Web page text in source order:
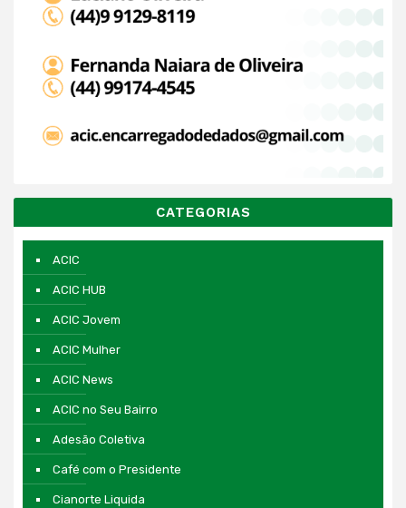
CATEGORIAS
ACIC
ACIC HUB
ACIC Jovem
ACIC Mulher
ACIC News
ACIC no Seu Bairro
Adesão Coletiva
Café com o Presidente
Cianorte Liquida